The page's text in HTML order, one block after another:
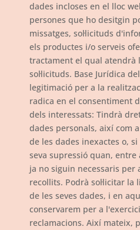
dades incloses en el lloc
persones que ho desitgin
missatges, sol·licituds
els productes i/o serveis
tractament el qual atendrà
sol·licituds. Base Jurídica
legitimació per a la
radica en el consentiment
dels interessats: Tindrà
dades personals, així com
de les dades inexactes o, si
seva supressió quan,
ja no siguin necessaris per
recollits. Podrà sol·licitar
de les seves dades, i en
conservarem per a
reclamacions. Així mateix,